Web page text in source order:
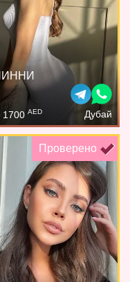
1700 AED Дубай
Проверено